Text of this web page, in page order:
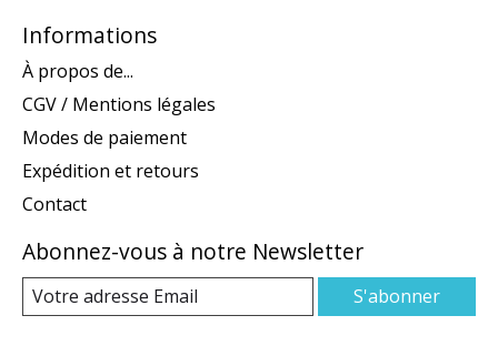
Informations
À propos de...
CGV / Mentions légales
Modes de paiement
Expédition et retours
Contact
Abonnez-vous à notre Newsletter
S'abonner